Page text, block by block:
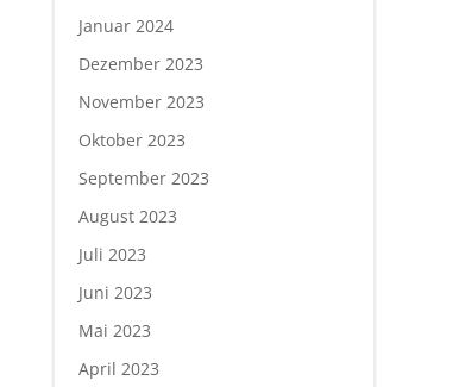
Januar 2024
Dezember 2023
November 2023
Oktober 2023
September 2023
August 2023
Juli 2023
Juni 2023
Mai 2023
April 2023